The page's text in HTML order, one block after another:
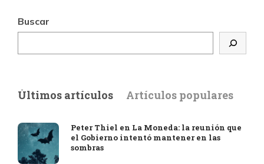
Buscar
Últimos artículos Artículos populares
Peter Thiel en La Moneda: la reunión que
el Gobierno intentó mantener en las
sombras